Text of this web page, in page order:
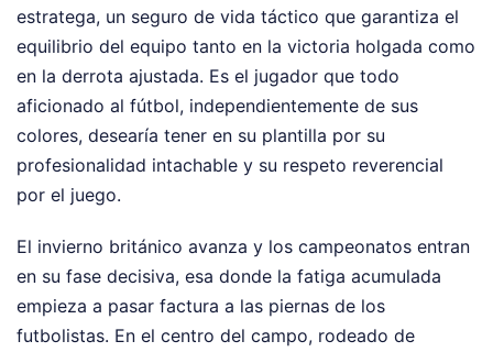
estratega, un seguro de vida táctico que garantiza el
equilibrio del equipo tanto en la victoria holgada como
en la derrota ajustada. Es el jugador que todo
aficionado al fútbol, independientemente de sus
colores, desearía tener en su plantilla por su
profesionalidad intachable y su respeto reverencial
por el juego.
El invierno británico avanza y los campeonatos entran
en su fase decisiva, esa donde la fatiga acumulada
empieza a pasar factura a las piernas de los
futbolistas. En el centro del campo, rodeado de